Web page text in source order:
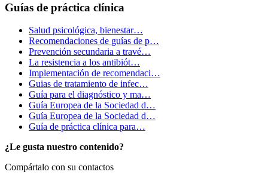
Guías de práctica clínica
Salud psicológica, bienestar…
Recomendaciones de guías de p…
Prevención secundaria a travé…
La resistencia a los antibiót…
Implementación de recomendaci…
Guias de tratamiento de infec…
Guía para el diagnóstico y ma…
Guía Europea de la Sociedad d…
Guía Europea de la Sociedad d…
Guía de práctica clínica para…
¿Le gusta nuestro contenido?
Compártalo con su contactos